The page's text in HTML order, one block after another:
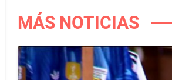
MÁS NOTICIAS